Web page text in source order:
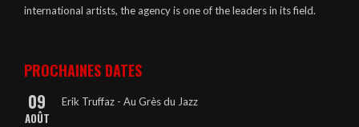
international artists, the agency is one of the leaders in its field.
PROCHAINES DATES
09
AOÛT
Erik Truffaz - Au Grès du Jazz